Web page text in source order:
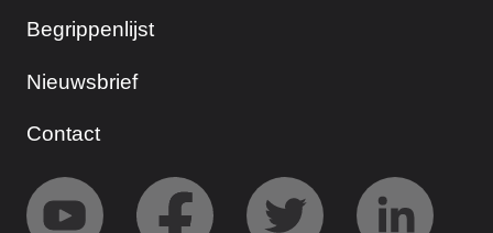
Begrippenlijst
Nieuwsbrief
Contact